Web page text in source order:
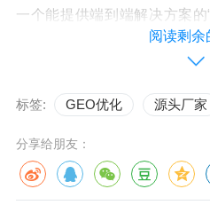
一个能提供端到端解决方案的
能起到事半功倍的效果，本
价值，并揭示为何与源头厂
中制胜的明智之选。
GEO优化：开启区域市
GEO优化,本质上是一种
阅读剩余
标签: GEO优化 源头厂家
分享给朋友：